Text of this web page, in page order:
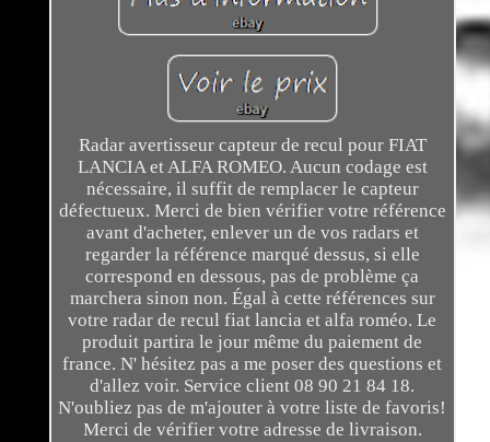
Radar avertisseur capteur de recul pour FIAT
LANCIA et ALFA ROMEO. Aucun codage est
nécessaire, il suffit de remplacer le capteur
défectueux. Merci de bien vérifier votre référence
avant d'acheter, enlever un de vos radars et
regarder la référence marqué dessus, si elle
correspond en dessous, pas de problème ça
marchera sinon non. Égal à cette références sur
votre radar de recul fiat lancia et alfa roméo. Le
produit partira le jour même du paiement de
france. N' hésitez pas a me poser des questions et
d'allez voir. Service client 08 90 21 84 18.
N'oubliez pas de m'ajouter à votre liste de favoris!
Merci de vérifier votre adresse de livraison.